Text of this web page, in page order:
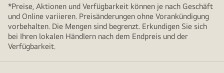
*Preise, Aktionen und Verfügbarkeit können je nach Geschäft
und Online variieren. Preisänderungen ohne Vorankündigung
vorbehalten. Die Mengen sind begrenzt. Erkundigen Sie sich
bei Ihren lokalen Händlern nach dem Endpreis und der
Verfügbarkeit.